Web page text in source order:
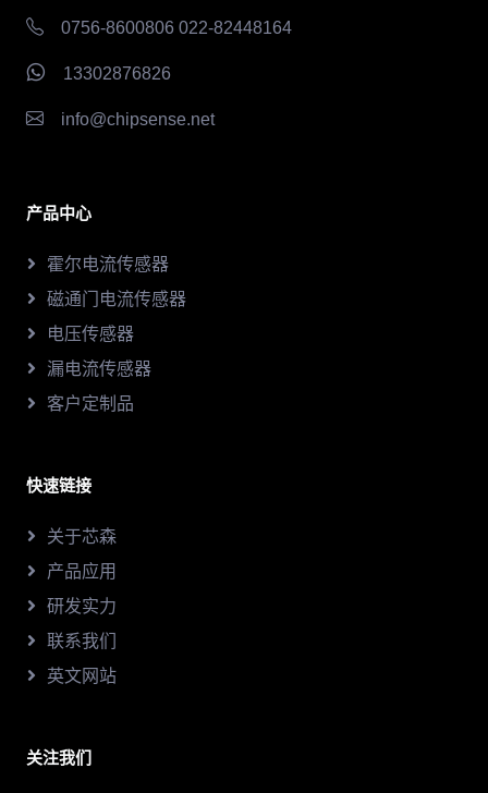
0756-8600806 022-82448164
13302876826
info@chipsense.net
产品中心
霍尔电流传感器
磁通门电流传感器
电压传感器
漏电流传感器
客户定制品
快速链接
关于芯森
产品应用
研发实力
联系我们
英文网站
关注我们